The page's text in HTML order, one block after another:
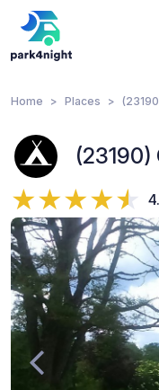
Home Places